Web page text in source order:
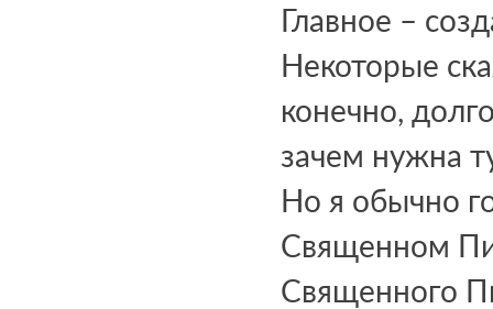
Главное –
Некоторые
конечно,
зачем нужна
Но я обычно
Священном
Священного